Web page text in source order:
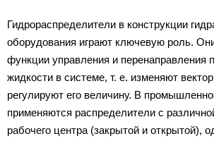
Гидрораспределители в конструкции
оборудования играют ключевую роль.
функции управления и перенаправления
жидкости в системе, т. е. изменяют
регулируют его величину. В
применяются распределители с
рабочего центра (закрытой и открытой),